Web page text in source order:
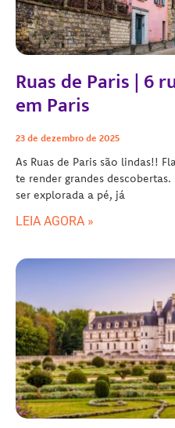
Ruas de Paris | 6
em Paris
23 de dezembro de 2025
As Ruas de Paris são lindas!!
te render grandes
ser explorada a pé, já
LEIA AGORA »